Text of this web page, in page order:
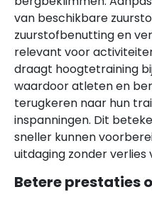
van beschikbare
zuurstofbenutting en
relevant voor
draagt hoogtetraining
waardoor atleten en
terugkeren naar hun
inspanningen. Dit
sneller kunnen
uitdaging zonder verlies
Betere prestaties